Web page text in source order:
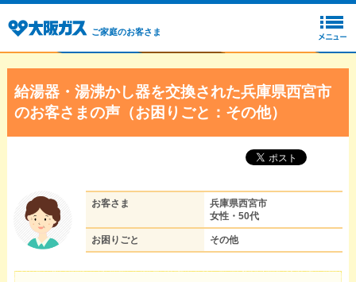
ご家庭のお客さま
給湯器・湯沸かし器を交換された兵庫県西宮市
のお客さまの声（お困りごと：その他）
お客さま
兵庫県西宮市
女性・50代
お困りごと その他